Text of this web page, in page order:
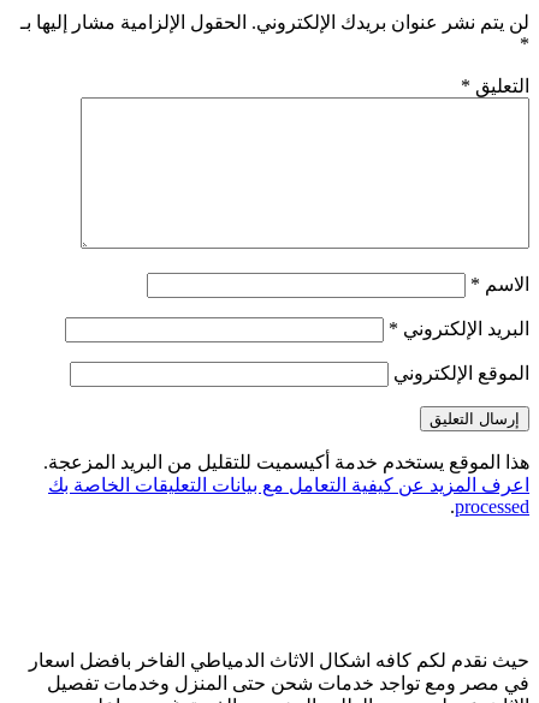
لن يتم نشر عنوان بريدك الإلكتروني. الحقول الإلزامية مشار إليها بـ
*
التعليق *
الاسم *
البريد الإلكتروني *
الموقع الإلكتروني
هذا الموقع يستخدم خدمة أكيسميت للتقليل من البريد المزعجة.
اعرف المزيد عن كيفية التعامل مع بيانات التعليقات الخاصة بك
processed
.
حيث نقدم لكم كافه اشكال الاثاث الدمياطي الفاخر بافضل اسعار
في مصر ومع تواجد خدمات شحن حتى المنزل وخدمات تفصيل